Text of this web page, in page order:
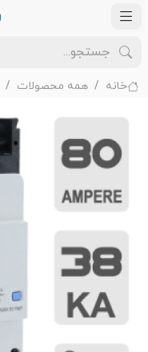
خانه همه محصولات